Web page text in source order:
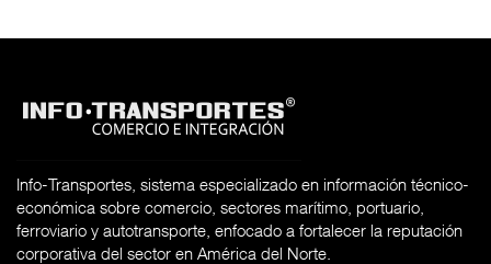
Info-Transportes, sistema especializado en información técnico-
económica sobre comercio, sectores marítimo, portuario,
ferroviario y autotransporte, enfocado a fortalecer la reputación
corporativa del sector en América del Norte.